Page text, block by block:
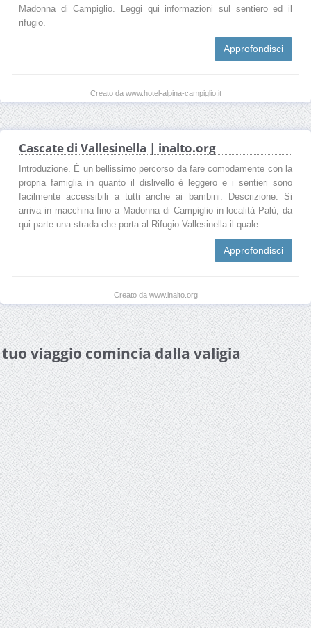
Madonna di Campiglio. Leggi qui informazioni sul sentiero ed il
rifugio.
Approfondisci
Creato da www.hotel-alpina-campiglio.it
Cascate di Vallesinella | inalto.org
Introduzione. È un bellissimo percorso da fare comodamente con la
propria famiglia in quanto il dislivello è leggero e i sentieri sono
facilmente accessibili a tutti anche ai bambini. Descrizione. Si
arriva in macchina fino a Madonna di Campiglio in località Palù, da
qui parte una strada che porta al Rifugio Vallesinella il quale ...
Approfondisci
Creato da www.inalto.org
viaggio comincia dalla valigia